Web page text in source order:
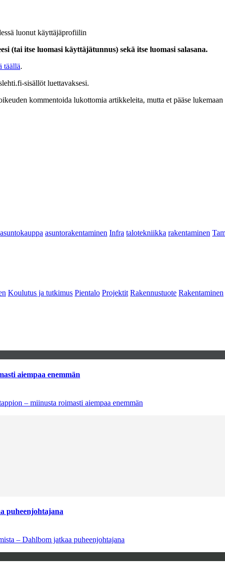
luonut käyttäjäprofiilin
(tai itse luomasi käyttäjätunnus) sekä itse luomasi salasana.
täällä.
sisällöt luettavaksesi.
kommentoida lukottomia artikkeleita, mutta et pääse
asuntokauppa asuntorakentaminen Infra talotekniikka rakentaminen
Koulutus ja tutkimus Pientalo Projektit Rakennustuote Rakentaminen
aiempaa enemmän
– miinusta roimasti aiempaa enemmän
puheenjohtajana
– Dahlbom jatkaa puheenjohtajana